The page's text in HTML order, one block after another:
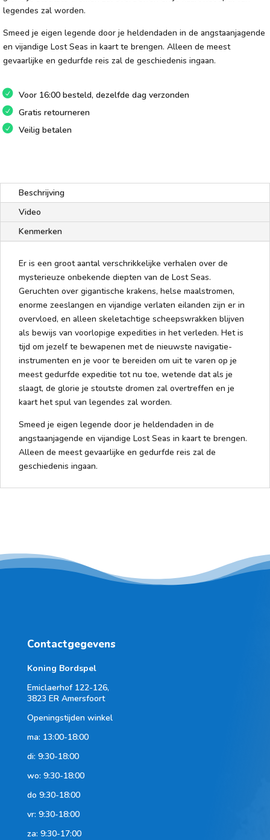
legendes zal worden.
Smeed je eigen legende door je heldendaden in de angstaanjagende
en vijandige Lost Seas in kaart te brengen. Alleen de meest
gevaarlijke en gedurfde reis zal de geschiedenis ingaan.
Voor 16:00 besteld, dezelfde dag verzonden
Gratis retourneren
Veilig betalen
Beschrijving
Video
Kenmerken
Er is een groot aantal verschrikkelijke verhalen over de
mysterieuze onbekende diepten van de Lost Seas.
Geruchten over gigantische krakens, helse maalstromen,
enorme zeeslangen en vijandige verlaten eilanden zijn er in
overvloed, en alleen skeletachtige scheepswrakken blijven
als bewijs van voorlopige expedities in het verleden. Het is
tijd om jezelf te bewapenen met de nieuwste navigatie-
instrumenten en je voor te bereiden om uit te varen op je
meest gedurfde expeditie tot nu toe, wetende dat als je
slaagt, de glorie je stoutste dromen zal overtreffen en je
kaart het spul van legendes zal worden.
Smeed je eigen legende door je heldendaden in de
angstaanjagende en vijandige Lost Seas in kaart te brengen.
Alleen de meest gevaarlijke en gedurfde reis zal de
geschiedenis ingaan.
Contactgegevens
Koning Bordspel
Emiclaerhof 122-126,
3823 ER Amersfoort
Openingstijden winkel
ma: 13:00-18:00
di: 9:30-18:00
wo: 9:30-18:00
do 9:30-18:00
vr: 9:30-18:00
za: 9:30-17:00